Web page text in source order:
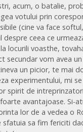
acum, o batalie,
votului prin
(cine va face
ceea ce
locurili voasthe,
secundar vom avea
un picior, te mai
experimentului, mi
spirit de
avantajoase. Si-
lor de a vedea o
sfatuia sa fim fericiti